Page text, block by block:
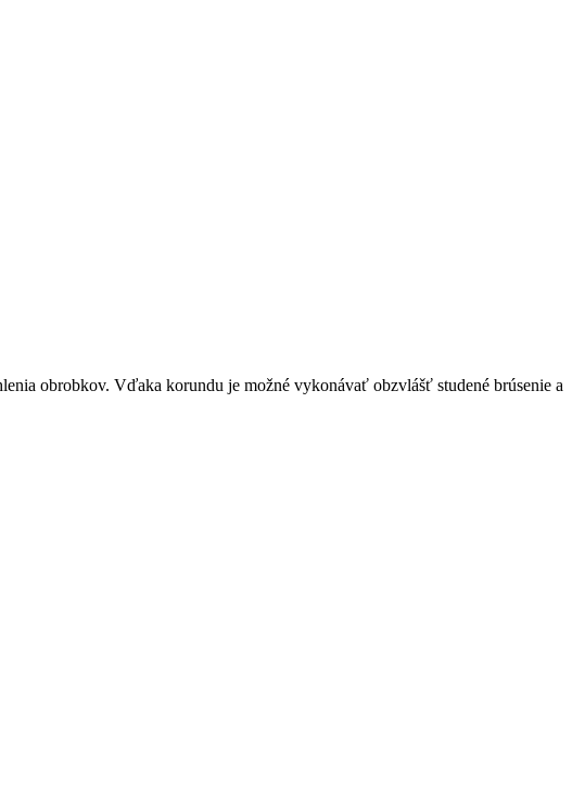
obrobkov. Vďaka korundu je možné vykonávať obzvlášť studené brúsenie a